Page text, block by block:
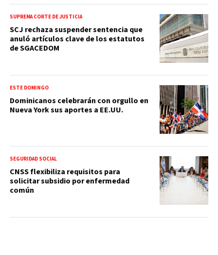
SUPREMA CORTE DE JUSTICIA
SCJ rechaza suspender sentencia que
anuló artículos clave de los estatutos
de SGACEDOM
ESTE DOMINGO
Dominicanos celebrarán con orgullo en
Nueva York sus aportes a EE.UU.
SEGURIDAD SOCIAL
CNSS flexibiliza requisitos para
solicitar subsidio por enfermedad
común